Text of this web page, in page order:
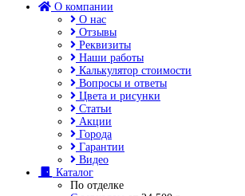
О компании
О нас
Отзывы
Реквизиты
Наши работы
Калькулятор стоимости
Вопросы и ответы
Цвета и рисунки
Статьи
Акции
Города
Гарантии
Видео
Каталог
По отделке